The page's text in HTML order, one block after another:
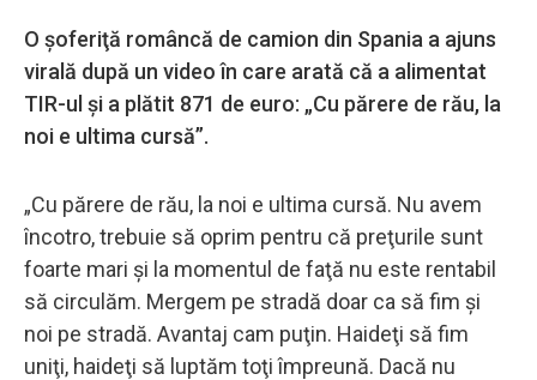
O şoferiţă româncă de camion din Spania a ajuns
virală după un video în care arată că a alimentat
TIR-ul şi a plătit 871 de euro: „Cu părere de rău, la
noi e ultima cursă”.
„Cu părere de rău, la noi e ultima cursă. Nu avem
încotro, trebuie să oprim pentru că preţurile sunt
foarte mari şi la momentul de faţă nu este rentabil
să circulăm. Mergem pe stradă doar ca să fim şi
noi pe stradă. Avantaj cam puţin. Haideţi să fim
uniţi, haideţi să luptăm toţi împreună. Dacă nu